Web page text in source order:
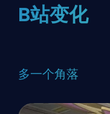
B站变化
多一个角落